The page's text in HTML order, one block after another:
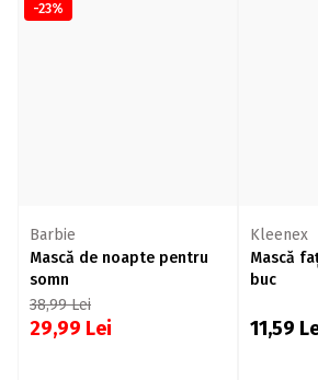
-23%
Barbie
Mască de noapte pentru
somn
38,99Lei
29,99 Lei
Kleenex
Mască
buc
11,59